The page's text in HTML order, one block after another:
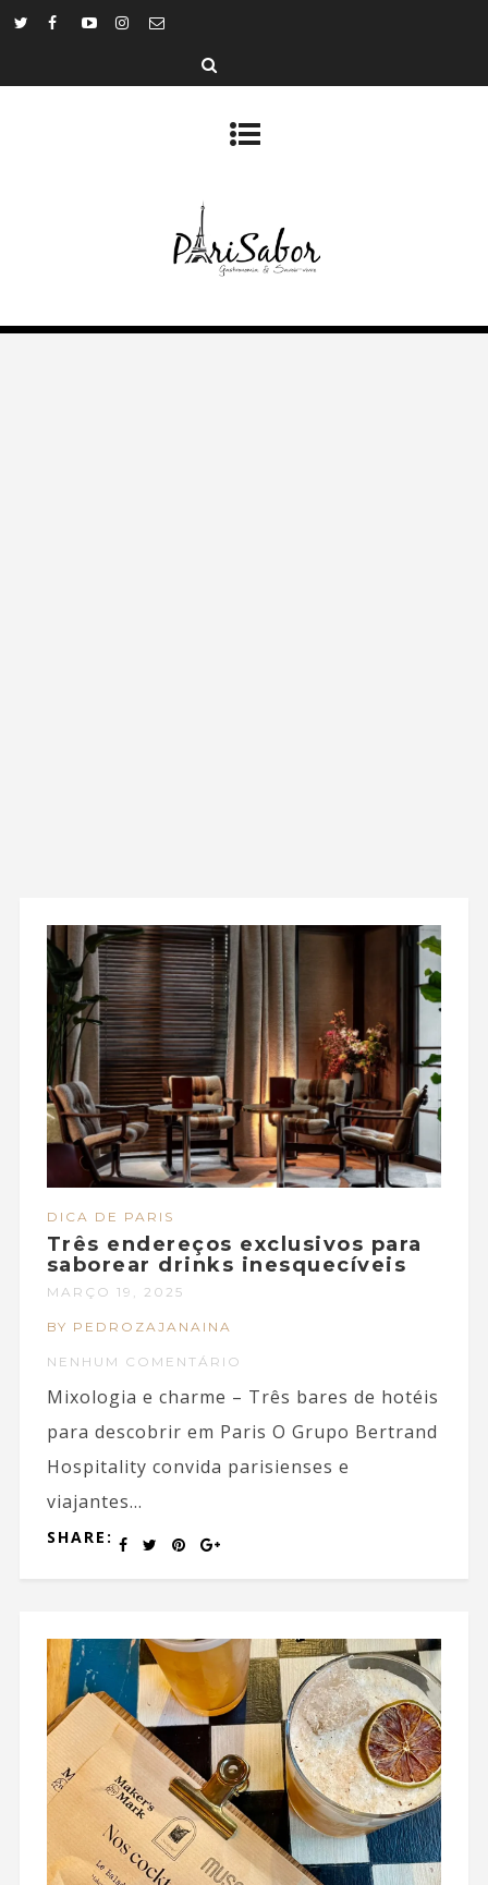
DICA DE PARIS
Três endereços exclusivos para
saborear drinks inesquecíveis
MARÇO 19, 2025
BY PEDROZAJANAINA
NENHUM COMENTÁRIO
Mixologia e charme – Três bares de hotéis
para descobrir em Paris O Grupo Bertrand
Hospitality convida parisienses e
viajantes...
SHARE: